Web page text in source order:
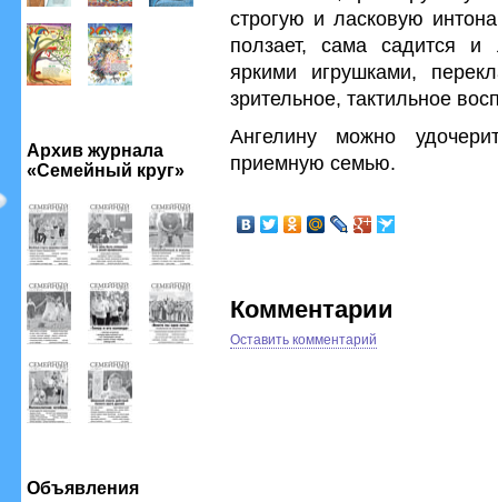
Архив журнала
«Семейный круг»
Объявления
строгую и ласковую
ползает, сама садится и
яркими игрушками,
зрительное, тактильное
Ангелину можно
приемную семью.
Комментарии
Оставить комментарий